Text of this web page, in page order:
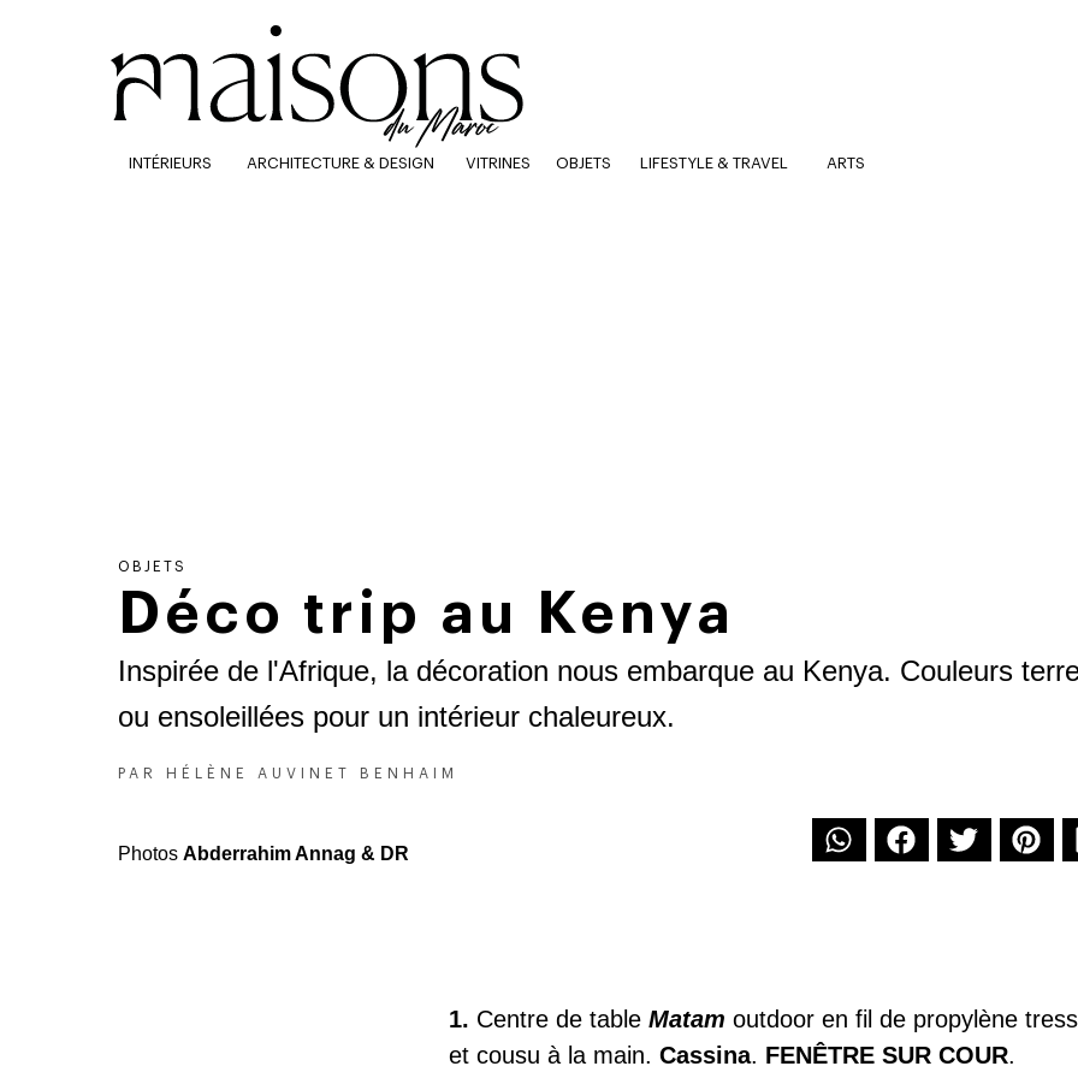
INTÉRIEURS ARCHITECTURE & DESIGN VITRINES OBJETS LIFESTYLE & TRAVEL ARTS
OBJETS
Déco trip au Kenya
Inspirée de l'Afrique, la décoration nous embarque au Kenya. Couleurs
ou ensoleillées pour un intérieur chaleureux.
PAR HÉLÈNE AUVINET BENHAIM
Photos Abderrahim Annag & DR
1. Centre de tableMatam outdoor en fil de propylène
et cousu à la main.Cassina. FENÊTRE SUR COUR.